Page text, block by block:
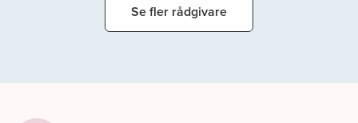
Se fler rådgivare